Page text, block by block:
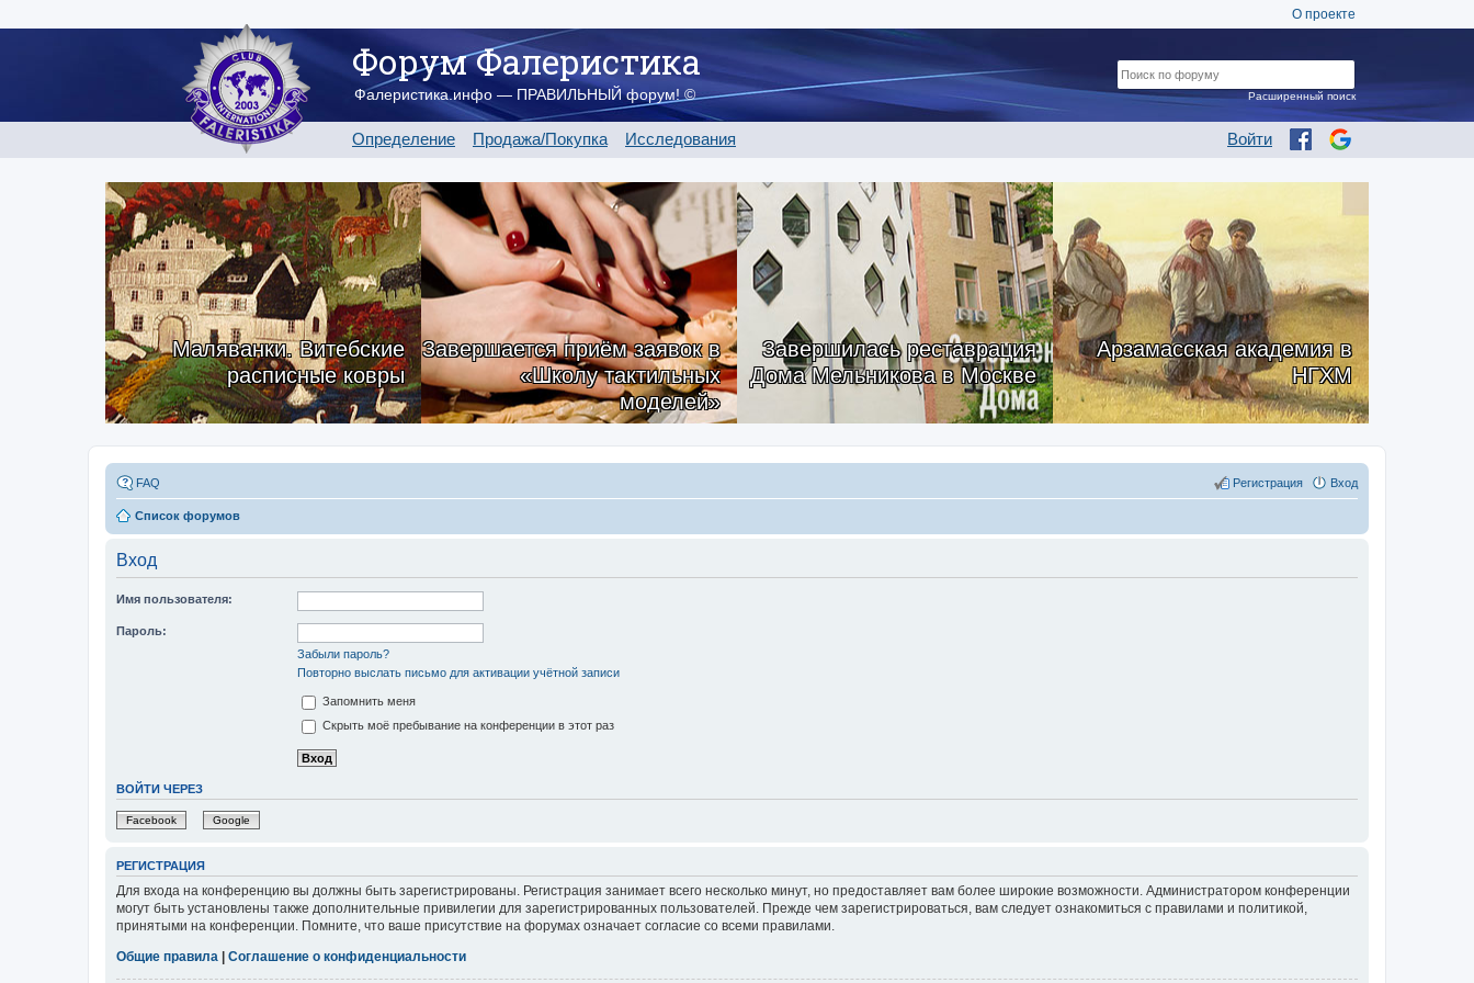
О проекте
Форум Фалеристика
Фалеристика.инфо — ПРАВИЛЬНЫЙ форум! ©
Определение Продажа/Покупка Исследования Войти
Расширенный поиск
Маляванки. Витебские
расписные ковры
Завершается приём заявок в
«Школу тактильных
моделей»
Завершилась реставрация
Дома Мельникова в Москве
Арзамасская академия в
НГХМ
FAQ Вход
Регистрация
Список форумов
Вход
Имя пользователя:
Пароль:
Забыли пароль?
Повторно выслать письмо для активации учётной записи
Запомнить меня
Скрыть моё пребывание на конференции в этот раз
ВОЙТИ ЧЕРЕЗ
Facebook Google
РЕГИСТРАЦИЯ
Для входа на конференцию вы должны быть зарегистрированы. Регистрация занимает всего несколько минут, но предоставляет вам более широкие возможности. Администратором конференции
могут быть установлены также дополнительные привилегии для зарегистрированных пользователей. Прежде чем зарегистрироваться, вам следует ознакомиться с правилами и политикой,
принятыми на конференции. Помните, что ваше присутствие на форумах означает согласие со всеми правилами.
Общие правила
Соглашение о конфиденциальности